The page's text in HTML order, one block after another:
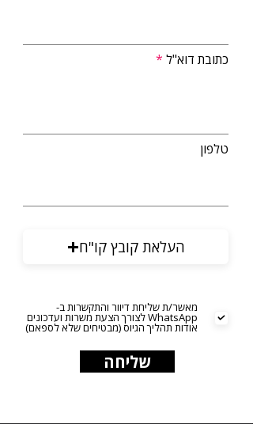
כתובת דוא"ל
טלפון
העלאת קובץ קו"ח
מאשר/ת שליחת דיוור והתקשרות ב-
WhatsApp לצורך הצעת משרות ועדכונים
אודות תהליך הגיוס (מבטיחים שלא לספאם)
שליחה